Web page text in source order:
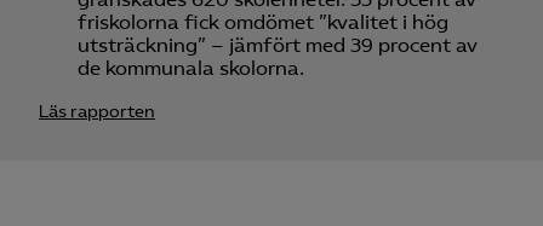
friskolorna fick omdömet ”kvalitet i hög
utsträckning” – jämfört med 39 procent av
de kommunala skolorna.
Läs rapporten